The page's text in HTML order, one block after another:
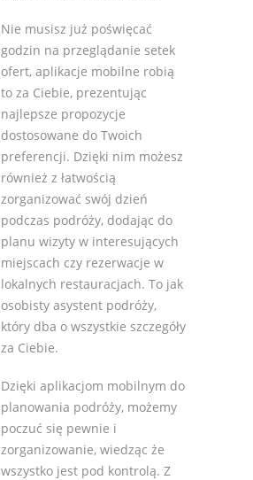
Nie musisz już poświęcać
godzin na przeglądanie setek
ofert, aplikacje mobilne robią
to za Ciebie, prezentując
najlepsze propozycje
dostosowane do Twoich
preferencji. Dzięki nim możesz
również z łatwością
zorganizować swój dzień
podczas podróży, dodając do
planu wizyty w interesujących
miejscach czy rezerwacje w
lokalnych restauracjach. To jak
osobisty asystent podróży,
który dba o wszystkie szczegóły
za Ciebie.
Dzięki aplikacjom mobilnym do
planowania podróży, możemy
poczuć się pewnie i
zorganizowanie, wiedząc że
wszystko jest pod kontrolą. Z